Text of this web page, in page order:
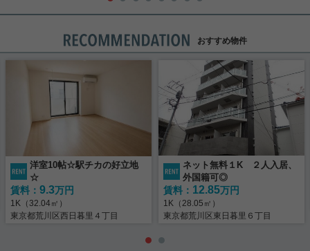
おすすめ物件
洋室10帖☆駅チカの好立地
☆
賃料： 9.3万円
1K（32.04㎡）
東京都荒川区西日暮里４丁目
ネット無料１K ２人入居、
外国籍可◎
賃料： 12.85万円
1K（28.05㎡）
東京都荒川区東日暮里６丁目